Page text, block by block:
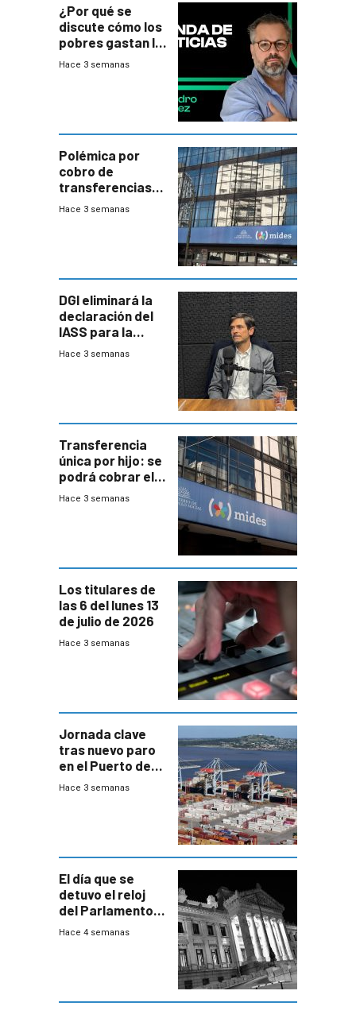
¿Por qué se
discute cómo los
pobres gastan la
plata?
Hace 3 semanas
Polémica por
cobro de
transferencias
del Mides en
Hace 3 semanas
DGI eliminará la
declaración del
IASS para la
mayoría de los
Hace 3 semanas
Transferencia
única por hijo: se
podrá cobrar el
100% en efectivo
Hace 3 semanas
Los titulares de
las 6 del lunes 13
de julio de 2026
Hace 3 semanas
Jornada clave
tras nuevo paro
en el Puerto de
Montevideo
Hace 3 semanas
El día que se
detuvo el reloj
del Parlamento
para negociar
Hace 4 semanas